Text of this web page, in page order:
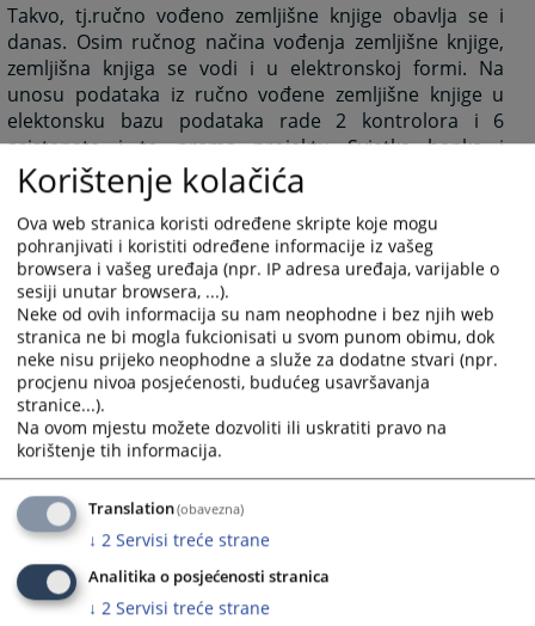
Takvo, tj.ručno vođeno zemljišne knjige obavlja se i
danas. Osim ručnog načina vođenja zemljišne knjige,
zemljišna knjiga se vodi i u elektronskoj formi. Na
unosu podataka iz ručno vođene zemljišne knjige u
elektonsku bazu podataka rade 2 kontrolora i 6
asistenata i to prema projektu Svjetke banke i
Ministarstva pravde Federacije Bosne i Hercegovine.
Pounosu svih podataka u elektronsku bazu podataka
ručno vođene zemljišne knjige biće arhivirane.
U aprilu 2007. godine uz saradnju sa Ministarstvom za
obrazovanje, nauku i sport, a putem Muzeja grada
zenica je započeo proces sistematskog sređivanja
sudske arhive za period od 1891-1945 godine. Taj
obiman proces koji je povjeren zemljišnoknjižnim
referentima završen je 05.05.2007. godine. Tom
prilikom je ustanovljeno da dio arhivske građe
predstavlja muzejsku arhivsku građu u vidu određenih
Zbornika zakona period 1885-1914, Komentar
Otomanskog gruntovnog zakona od 7. Ramazana 1274.
godine po Hidžri tj.1896 po Gregorijanskom kalendaru
kojeg je napisao Turk zade Hadži Mehmed Zaijauddin u
Istambulu, te rsznih dopisa na njemačkom i
mađarskom jeziku, dokumenata na arapskom jeziku
Korištenje kolačića
Ova web stranica koristi određene skripte koje mogu
pohranjivati i koristiti određene informacije iz vašeg
browsera i vašeg uređaja (npr. IP adresa uređaja, varijable o
sesiji unutar browsera, ...).
Neke od ovih informacija su nam neophodne i bez njih web
stranica ne bi mogla fukcionisati u svom punom obimu, dok
neke nisu prijeko neophodne a služe za dodatne stvari (npr.
procjenu nivoa posjećenosti, budućeg usavršavanja
stranice...).
Na ovom mjestu možete dozvoliti ili uskratiti pravo na
korištenje tih informacija.
Translation(obavezna)
↓ 2 Servisi treće strane
Analitika o posjećenosti stranica
↓ 2 Servisi treće strane